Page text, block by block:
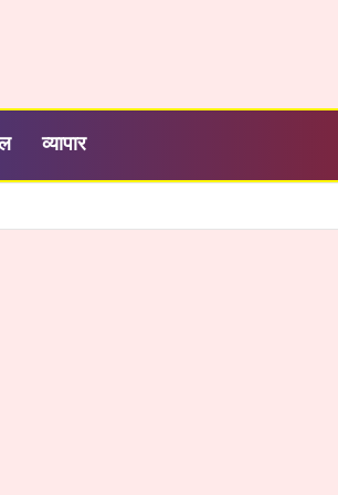
व्यापार
की व्यवस्था